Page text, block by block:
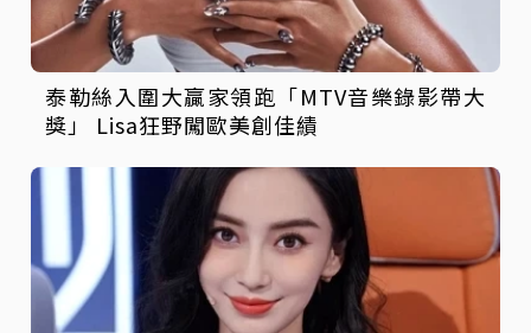
泰勒絲入圍大贏家領跑「MTV音樂錄影帶大
獎」 Lisa狂野闖歐美創佳績